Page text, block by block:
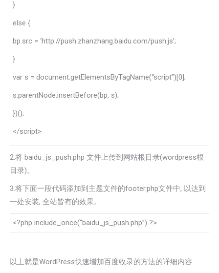
}
else {
bp.src = ‘http://push.zhanzhang.baidu.com/push.js’;
}
var s = document.getElementsByTagName(“script”)[0];
s.parentNode.insertBefore(bp, s);
})();
</script>
2.将 baidu_js_push.php 文件上传到网站根目录(wordpress根
目录)。
3.将下面一段代码添加到主题文件的footer.php文件中, 以达到
一处安装, 全站皆有的效果。
<?php include_once(“baidu_js_push.php”) ?>
以上就是WordPress快速增加百度收录的方法的详细内容